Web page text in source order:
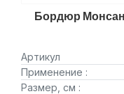
Бордюр
Артикул
Применение :
Размер, см :